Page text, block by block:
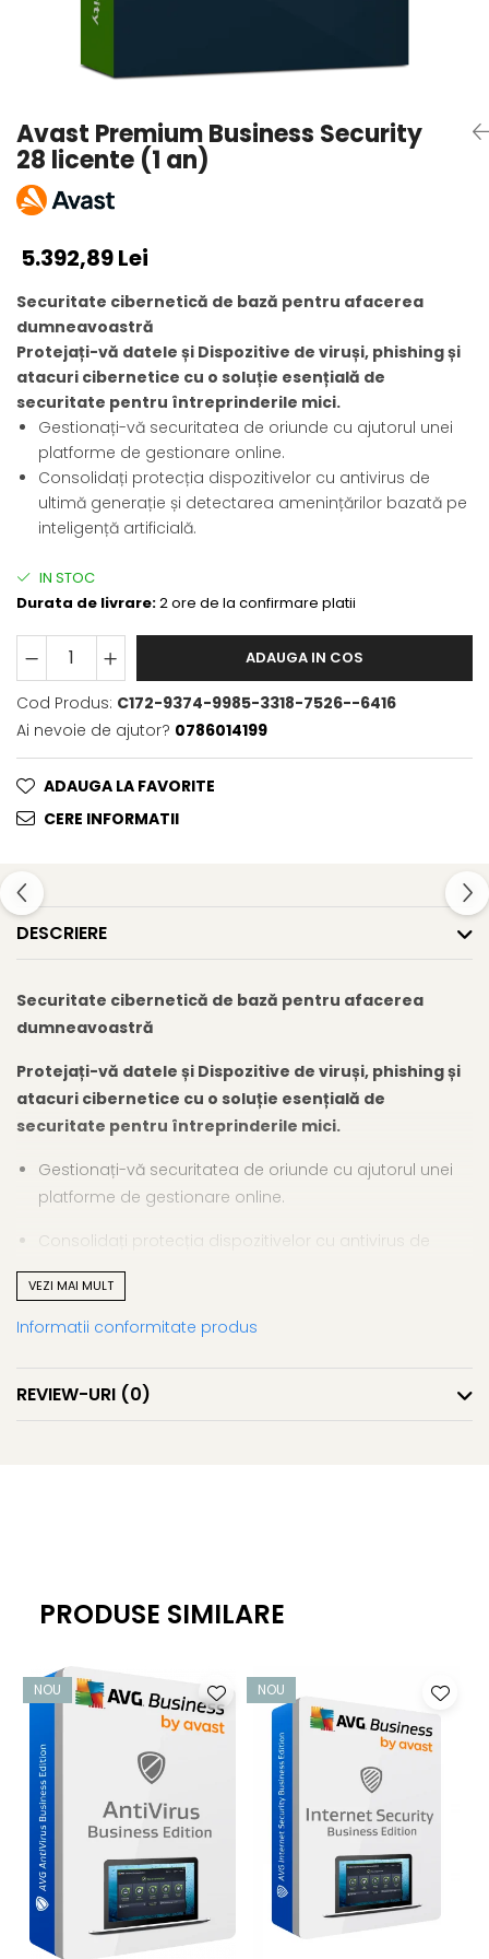
AVAST Driver Updater
AVAST AntiTrack Premium
Avast Premium Business Security
28 licente (1 an)
5.392,89 Lei
Securitate cibernetică de bază pentru afacerea
dumneavoastră
Protejați-vă datele și Dispozitive de viruși, phishing și
atacuri cibernetice cu o soluție esențială de
securitate pentru întreprinderile mici.
Gestionați-vă securitatea de oriunde cu ajutorul unei
platforme de gestionare online.
Consolidați protecția dispozitivelor cu antivirus de
ultimă generație și detectarea amenințărilor bazată pe
inteligență artificială.
IN STOC
Durata de livrare:2 ore de la confirmare platii
ADAUGA IN COS
Cod Produs: C172-9374-9985-3318-7526--6416
Ai nevoie de ajutor? 0786014199
ADAUGA LA FAVORITE
CERE INFORMATII
DESCRIERE
Securitate cibernetică de bază pentru afacerea
dumneavoastră
Protejați-vă datele și Dispozitive de viruși, phishing și
atacuri cibernetice cu o soluție esențială de
securitate pentru întreprinderile mici.
Gestionați-vă securitatea de oriunde cu ajutorul unei
platforme de gestionare online.
Consolidați protecția dispozitivelor cu antivirus de
ultimă generație și detectarea amenințărilor bazată pe
inteligență artificială.
Preîntâmpinați phishing-ul și scurgerile de date cu un
firewall și mai multe module de protecție.
Protecția dispozitivelor
Obțineți o protecție neîntreruptă care vă ajută să țineți
alte amenințări cibernetice departe de PC-urile
dumneavoastră Windows, de calculatoarele Mac și de
serverele Windows.
Protecție împotriva fișierelor, e-mailurilor și site-urilor
web infectate
Modulele noastre File System Protection, Email Protection,
Web Protection și Real Site vă ajută să preveniți infecțiile cu
malware și atacurile de phishing. Protecția
comportamentală și CyberCapture bazat pe inteligență
VEZI MAI MULT
Informatii conformitate produs
REVIEW-URI (0)
PRODUSE SIMILARE
NOU NOU